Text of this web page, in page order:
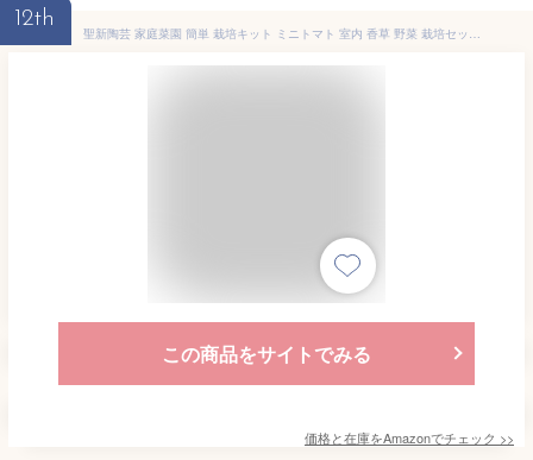
12th
聖新陶芸 家庭菜園 簡単 栽培キット ミニトマト 室内 香草 野菜 栽培セット 約11cm フレッシュフィール 母の日 プレゼント 誕生日 GD-81906
この商品をサイトでみる
価格と在庫をAmazonでチェック >>